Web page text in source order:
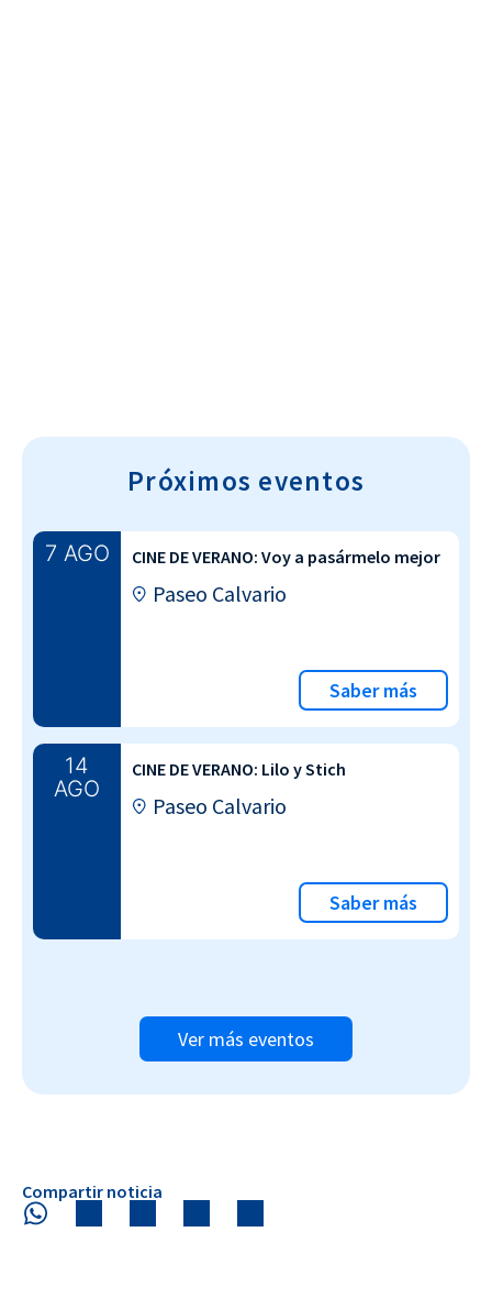
Próximos eventos
7 AGO CINE DE VERANO: Voy a pasármelo mejor
Paseo Calvario
Saber más
14
AGO
CINE DE VERANO: Lilo y Stich
Paseo Calvario
Saber más
Ver más eventos
Compartir noticia